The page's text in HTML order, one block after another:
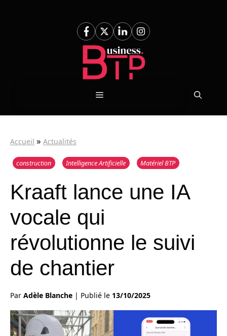
Menu
Accueil » Actualités
construction Intelligence Artificielle Matériel BTP
Kraaft lance une IA
vocale qui
révolutionne le suivi
de chantier
Par Adèle Blanche | Publié le 13/10/2025